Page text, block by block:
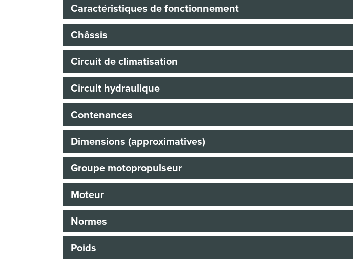
Caractéristiques de fonctionnement
Châssis
Circuit de climatisation
Circuit hydraulique
Contenances
Dimensions (approximatives)
Groupe motopropulseur
Moteur
Normes
Poids